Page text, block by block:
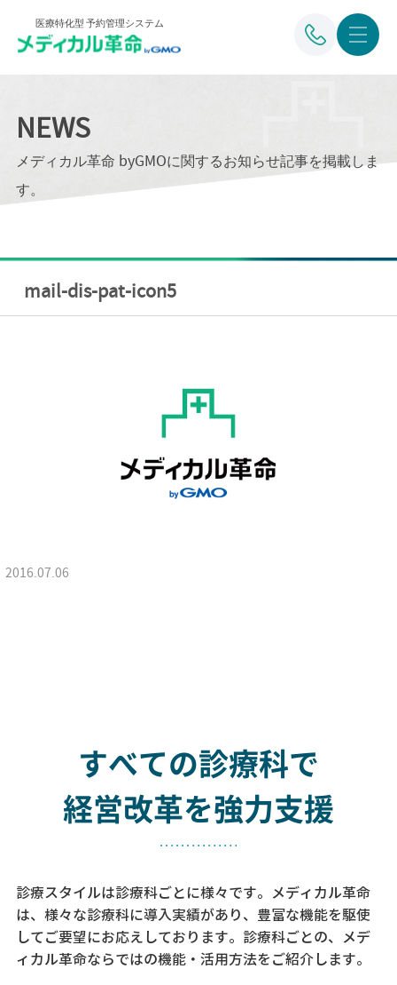
医療特化型 予約管理システム
NEWS
メディカル革命 byGMOに関するお知らせ記事を掲載しま
す。
mail-dis-pat-icon5
2016.07.06
すべての診療科で
経営改革を強力支援
診療スタイルは診療科ごとに様々です。メディカル革命
は、様々な診療科に導入実績があり、 豊富な機能を駆使
してご要望にお応えしております。 診療科ごとの、メデ
ィカル革命ならではの機能・活用方法をご紹介します。